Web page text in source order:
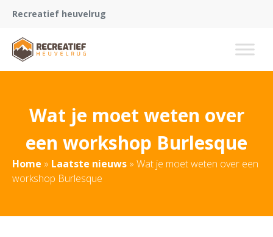
Recreatief heuvelrug
Wat je moet weten over
een workshop Burlesque
Home » Laatste nieuws » Wat je moet weten over een
workshop Burlesque